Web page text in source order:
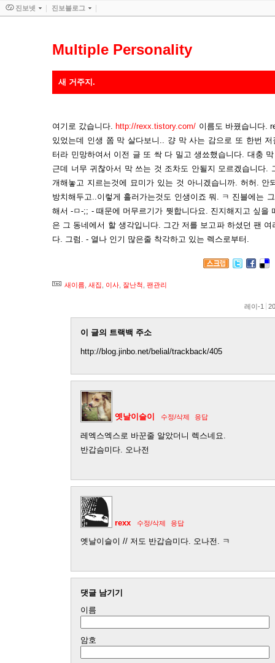
Multiple Personality
새 거주지.
여기로 갔습니다.http://rexx.tistory.com/ 이름도 바꿨습니다.
있었는데 인생 쫌 막 살다보니.. 걍 막 사는 감으로 또 한번
터라 민망하여서 이전 글 또 싹 다 밀고 생쑈했습니다. 대충
근데 너무 귀찮아서 막 쓰는 것 조차도 안될지 모르겠습니다.
개해놓고 지르는것에 묘미가 있는 것 아니겠습니까. 허허. 안
방치해두고..이렇게 흘러가는것도 인생이죠 뭐. ㅋ 진블에는
해서 -ㅁ-;; - 때문에 머무르기가 뭣합니다요. 진지해지고 싶을
은 그 동네에서 할 생각입니다. 그간 저를 보고파 하셨던 팬
다. 그럼. - 열나 인기 많은줄 착각하고 있는 렉스로부터.
새이름 새집 이사 잘난척 팬관리
레이-1
이 글의 트랙백 주소
http://blog.jinbo.net/belial/trackback/405
옛날이슬이 수정/삭제 응답
레엑스엑스로 바꾼줄 알았더니 렉스네요.
반갑슴미다. 오나전
rexx 수정/삭제 응답
옛날이슬이 // 저도 반갑슴미다. 오나전. ㅋ
댓글 남기기
이름
암호
진보넷 진보블로그